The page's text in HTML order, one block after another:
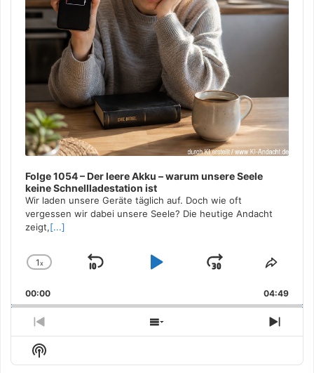
Folge 1054 – Der leere Akku – warum unsere Seele
keine Schnellladestation ist
Wir laden unsere Geräte täglich auf. Doch wie oft
vergessen wir dabei unsere Seele? Die heutige Andacht
zeigt,[...]
Change
Rate
1x
Skip
Play
Jump
Forward
Share
00:00 04:49
Previous
Episode
Show
Episodes
Next
Show
Podcast